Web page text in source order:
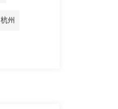
杭州